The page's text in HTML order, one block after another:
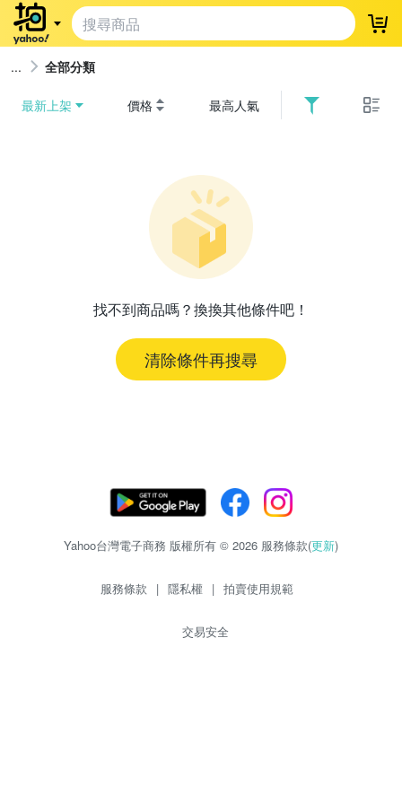
登
全部分類
最新上架 價格 最高人氣
找不到商品嗎？換換其他條件吧！
清除條件再搜尋
Yahoo台灣電子商務 版權所有 © 2026 服務條款(更新)
服務條款 | 隱私權 | 拍賣使用規範
交易安全